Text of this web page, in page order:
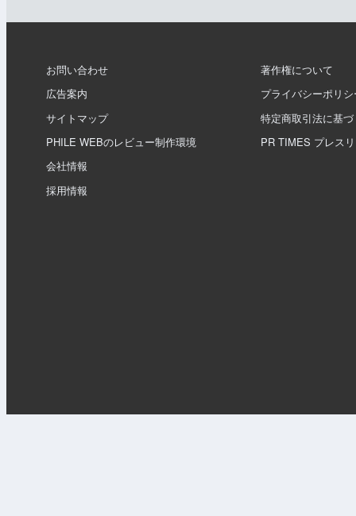
お問い合わせ
広告案内
サイトマップ
PHILE WEBのレビュー制作環境
会社情報
採用情報
著作権について
プライバシーポリ
特定商取引法に基
PR TIMES プレス